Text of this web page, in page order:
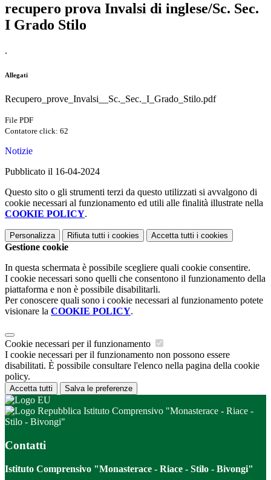
recupero prova Invalsi di inglese/Sc. Sec.
I Grado Stilo
.
Allegati
Recupero_prove_Invalsi__Sc._Sec._I_Grado_Stilo.pdf
File PDF
Contatore click: 62
Notizie
Pubblicato il 16-04-2024
Questo sito o gli strumenti terzi da questo utilizzati si avvalgono di
cookie necessari al funzionamento ed utili alle finalità illustrate nella
COOKIE POLICY.
Personalizza Rifiuta tutti i cookies Accetta tutti i cookies
Gestione cookie
In questa schermata è possibile scegliere quali cookie consentire.
I cookie necessari sono quelli che consentono il funzionamento della
piattaforma e non è possibile disabilitarli.
Per conoscere quali sono i cookie necessari al funzionamento potete
visionare la COOKIE POLICY.
Cookie necessari per il funzionamento
I cookie necessari per il funzionamento non possono essere
disabilitati. È possibile consultare l'elenco nella pagina della cookie
policy.
Accetta tutti Salva le preferenze
Istituto Comprensivo "Monasterace - Riace -
Stilo - Bivongi"
Contatti
Istituto Comprensivo "Monasterace - Riace - Stilo - Bivongi"